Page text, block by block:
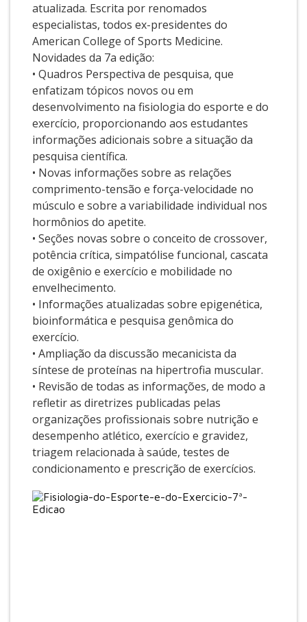
atualizada. Escrita por renomados
especialistas, todos ex-presidentes do
American College of Sports Medicine.
Novidades da 7a edição:
• Quadros Perspectiva de pesquisa, que
enfatizam tópicos novos ou em
desenvolvimento na fisiologia do esporte e do
exercício, proporcionando aos estudantes
informações adicionais sobre a situação da
pesquisa científica.
• Novas informações sobre as relações
comprimento-tensão e força-velocidade no
músculo e sobre a variabilidade individual nos
hormônios do apetite.
• Seções novas sobre o conceito de crossover,
potência crítica, simpatólise funcional, cascata
de oxigênio e exercício e mobilidade no
envelhecimento.
• Informações atualizadas sobre epigenética,
bioinformática e pesquisa genômica do
exercício.
• Ampliação da discussão mecanicista da
síntese de proteínas na hipertrofia muscular.
• Revisão de todas as informações, de modo a
refletir as diretrizes publicadas pelas
organizações profissionais sobre nutrição e
desempenho atlético, exercício e gravidez,
triagem relacionada à saúde, testes de
condicionamento e prescrição de exercícios.